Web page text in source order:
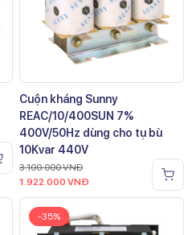
Cuộn kháng Sunny
REAC/10/400SUN 7%
400V/50Hz dùng cho tụ bù
10Kvar 440V
3.100.000VNĐ
1.922.000 VNĐ
-35%